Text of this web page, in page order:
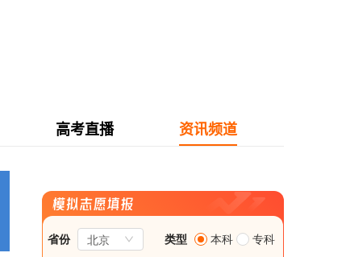
高考直播 资讯频道